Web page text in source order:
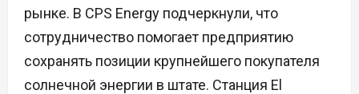
рынке. В CPS Energy подчеркнули, что
сотрудничество помогает предприятию
сохранять позиции крупнейшего покупателя
солнечной энергии в штате. Станция El